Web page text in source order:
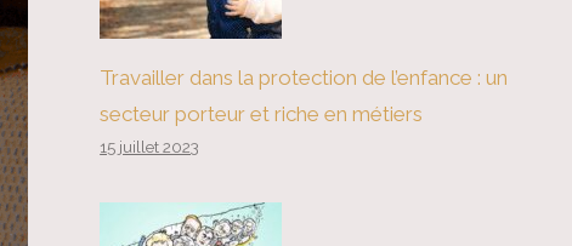
Travailler dans la protection de l’enfance : un
secteur porteur et riche en métiers
15 juillet 2023